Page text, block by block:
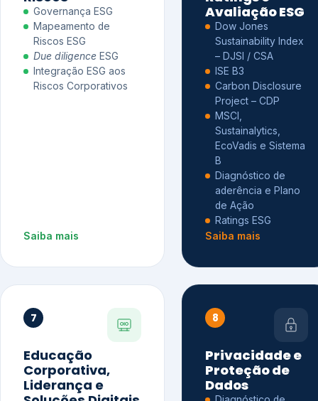
Governança ESG
Mapeamento de
Riscos ESG
Due diligence ESG
Integração ESG aos
Riscos Corporativos
Saiba mais
Avaliação ESG
Dow Jones
Sustainability Index
– DJSI / CSA
ISE B3
Carbon Disclosure
Project – CDP
MSCI,
Sustainalytics,
EcoVadis e Sistema
B
Diagnóstico de
aderência e Plano
de Ação
Ratings ESG
Saiba mais
7
Educação
Corporativa,
Liderança e
8
Privacidade e
Proteção de
Dados